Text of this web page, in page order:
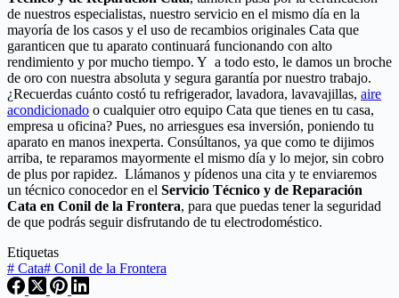
de nuestros especialistas, nuestro servicio en el mismo día en la
mayoría de los casos y el uso de recambios originales Cata que
garanticen que tu aparato continuará funcionando con alto
rendimiento y por mucho tiempo. Y a todo esto, le damos un broche
de oro con nuestra absoluta y segura garantía por nuestro trabajo.
¿Recuerdas cuánto costó tu refrigerador, lavadora, lavavajillas, aire
acondicionado o cualquier otro equipo Cata que tienes en tu casa,
empresa u oficina? Pues, no arriesgues esa inversión, poniendo tu
aparato en manos inexperta. Consúltanos, ya que como te dijimos
arriba, te reparamos mayormente el mismo día y lo mejor, sin cobro
de plus por rapidez. Llámanos y pídenos una cita y te enviaremos
un técnico conocedor en el Servicio Técnico y de Reparación
Cata en Conil de la Frontera, para que puedas tener la seguridad
de que podrás seguir disfrutando de tu electrodoméstico.
Etiquetas
# Cata# Conil de la Frontera